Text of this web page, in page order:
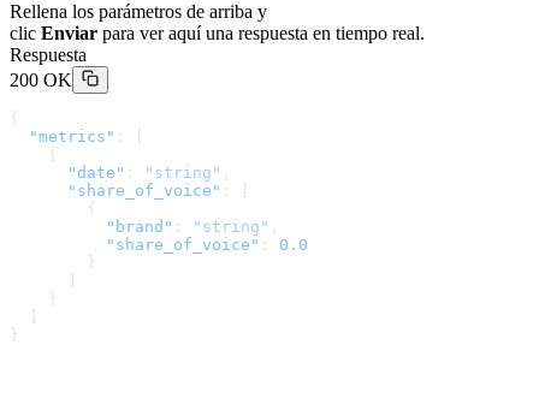
Rellena los parámetros de arriba y
clic Enviar para ver aquí una respuesta en tiempo real.
Respuesta
200 OK
{
  "metrics"
: [
    {
      "date"
: "string" ,
      "share_of_voice"
: [
        {
          "brand"
: "string" ,
          "share_of_voice"
: 0.0
        }
    }
}